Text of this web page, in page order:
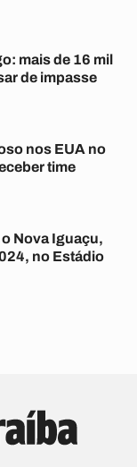
mais de 16 mil
de impasse
nos EUA no
time
Nova Iguaçu,
no Estádio